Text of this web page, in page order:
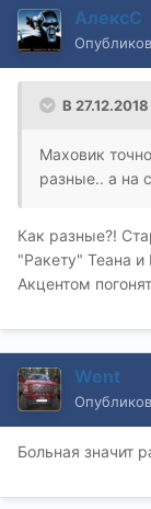
АлексС
В
Маховик
разные.. а на
Как разные?!
"Ракету" Теана
Акцентом
Went
Больная значит